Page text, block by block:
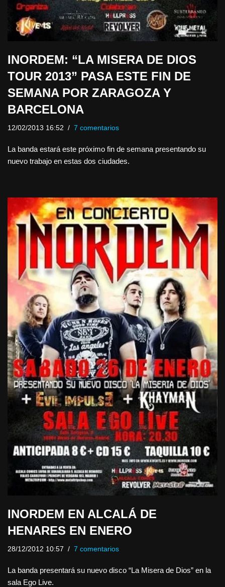
INORDEM: “LA MISERA DE DIOS
TOUR 2013” PASA ESTE FIN DE
SEMANA POR ZARAGOZA Y
BARCELONA
12/02/2013 16:52 7 comentarios
La banda estará este próximo fin de semana presentando su
nuevo trabajo en estas dos ciudades.
INORDEM EN ALCALÁ DE
HENARES EN ENERO
28/12/2012 10:57 7 comentarios
La banda presentará su nuevo disco “La Misera de Dios” en la
sala Ego Live.